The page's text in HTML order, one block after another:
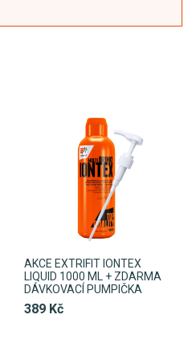
AKCE EXTRIFIT IONTEX
LIQUID 1000 ML + ZDARMA
DÁVKOVACÍ PUMPIČKA
389 Kč